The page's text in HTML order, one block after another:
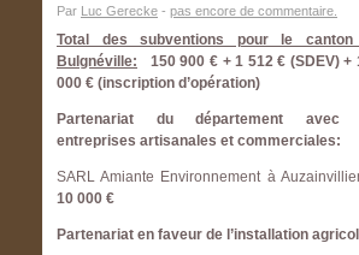
Par Luc Gerecke - pas encore de commentaire.
Total des subventions pour le
Bulgnéville: 150 900 € + 1 512 € (SDEV) +
000 € (inscription d’opération)
Partenariat du département avec
entreprises artisanales et commerciales:
SARL Amiante Environnement à
10 000 €
Partenariat en faveur de l’installation